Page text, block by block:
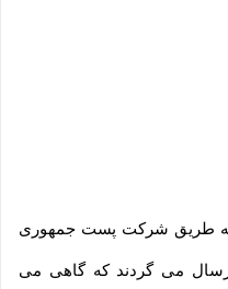
سه طریق شرکت پست جمهوری
می گردند که گاهی می